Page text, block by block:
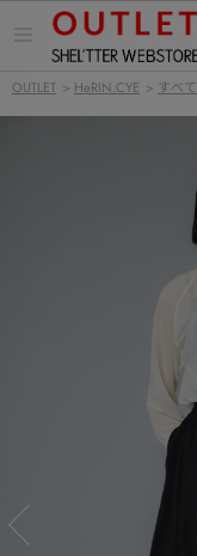
ー
を
OUTLET > HeRIN.CYE > すべて